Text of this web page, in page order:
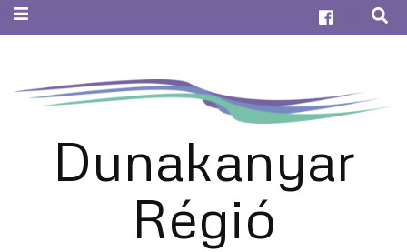
Dunakanyar
Régió